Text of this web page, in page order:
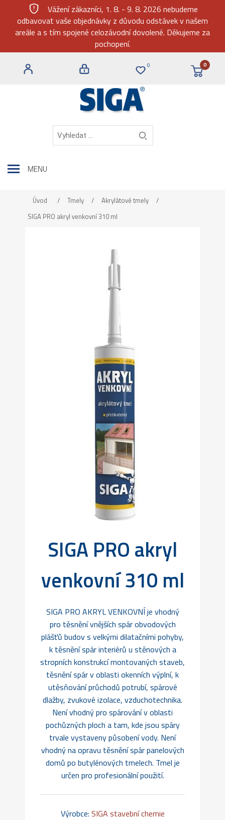
gpp_maybe
Vážení zákazníci, 1. 8. - 9. 8. 2026 nebudeme
odbavovat vaše objednávky z důvodu odstávek v našem
areále a s tím spojené celozávodní dovolené. Děkujeme za
pochopení.
0 0
MENU
Úvod / Tmely / Akrylátové tmely
/
SIGA PRO akryl venkovní 310 ml
SIGA PRO akryl
venkovní 310 ml
SIGA PRO AKRYL VENKOVNÍ je vhodný
pro těsnění vnějších spár obvodových
plášťů budov s velkými dilatačními pohyby,
k těsnění spár interiérů u stěnových a
stropních konstrukcí montovaných staveb,
těsnění spár v oblasti okenních výplní, k
utěsňování průchodů potrubí, spárové
dlažby, zvukové izolace, vzduchotechnika.
Není vhodný pro spárování v oblasti
pochůzných ploch a tam, kde jsou spáry
trvale vystaveny působení vody. Není
vhodný na opravu těsnění spár panelových
domů po butylénových tmelech. Tmel je
určen pro profesionální použití.
Výrobce: SIGA stavební chemie